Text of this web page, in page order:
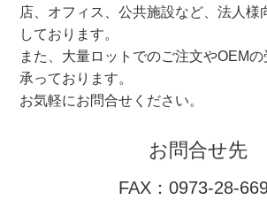
店、オフィス、公共施設など、法人様
しております。
また、大量ロットでのご注文やOEM
承っております。
お気軽にお問合せください。
お問合せ先
FAX：0973-28-